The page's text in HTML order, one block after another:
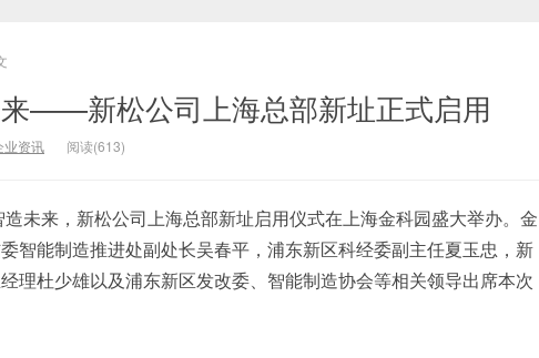
——新松公司上海总部新址正式启用
业资讯 阅读(613)
未来，新松公司上海总部新址启用仪式在上海金科园盛大举办。金
智能制造推进处副处长吴春平，浦东新区科经委副主任夏玉忠，新
理杜少雄以及浦东新区发改委、智能制造协会等相关领导出席本次